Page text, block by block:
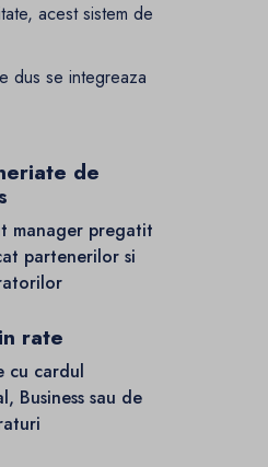
acest sistem de
dus se integreaza
de
manager pregatit
partenerilor si
rate
cu cardul
Business sau de